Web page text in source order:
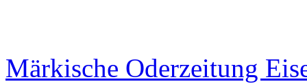
Märkische Oderzeitung